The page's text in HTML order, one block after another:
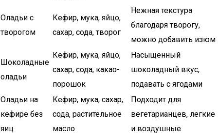
Оладьи с
творогом
Кефир, мука, яйцо,
сахар, сода, творог
Нежная текстура
благодаря творогу,
можно добавить изюм
Шоколадные
оладьи
Кефир, мука, яйцо,
сахар, сода, какао-
порошок
Насыщенный
шоколадный вкус,
подавать с ягодами
Оладьи на
кефире без
яиц
Кефир, мука, сахар,
сода, растительное
масло
Подходит для
вегетарианцев, легкие
и воздушные